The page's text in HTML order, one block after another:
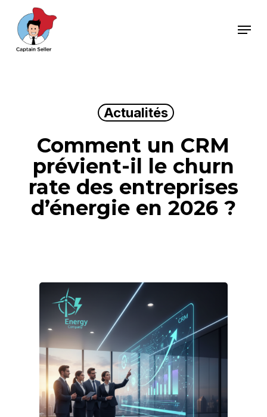
main
Menu
Actualités
Comment un CRM
prévient-il le churn
rate des entreprises
d’énergie en 2026 ?